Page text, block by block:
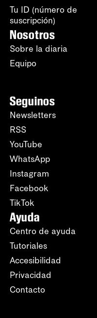
Tu ID (número de
suscripción)
Nosotros
Sobre la diaria
Equipo
Seguinos
Newsletters
RSS
YouTube
WhatsApp
Instagram
Facebook
TikTok
Ayuda
Centro de ayuda
Tutoriales
Accesibilidad
Privacidad
Contacto